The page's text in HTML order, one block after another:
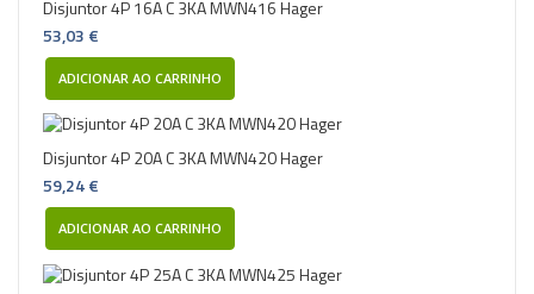
Disjuntor 4P 16A C 3KA MWN416 Hager
53,03 €
ADICIONAR AO CARRINHO
Disjuntor 4P 20A C 3KA MWN420 Hager
59,24 €
ADICIONAR AO CARRINHO